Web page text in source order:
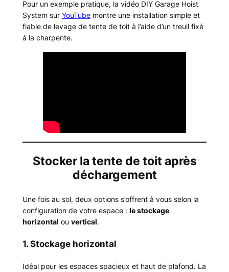
Pour un exemple pratique, la vidéo DIY Garage Hoist
System sur YouTubemontre une installation simple et
fiable de levage de tente de toit à l’aide d’un treuil fixé
à la charpente.
Stocker la tente de toit après
déchargement
Une fois au sol, deux options s’offrent à vous selon la
configuration de votre espace : le stockage
horizontal ou vertical.
1. Stockage horizontal
Idéal pour les espaces spacieux et haut de plafond. La